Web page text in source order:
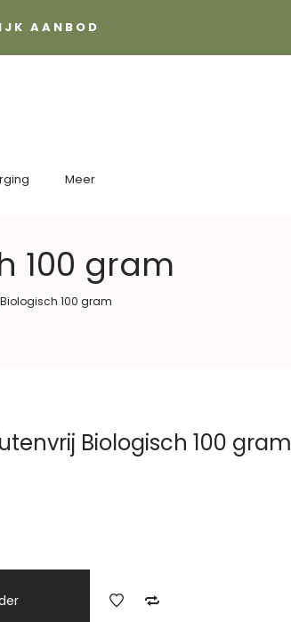
AANBOD
Meer
100 gram
100 gram
Biologisch 100 gram